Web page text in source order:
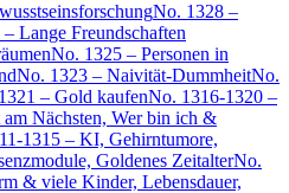
No. 1328 –
Lange Freundschaften
No. 1325 – Personen in
No. 1323 – Naivität-DummheitNo.
– Gold kaufenNo. 1316-1320 –
Nächsten, Wer bin ich &
1315 – KI, Gehirntumore,
Goldenes ZeitalterNo.
& viele Kinder, Lebensdauer,